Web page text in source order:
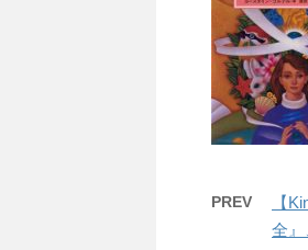
PREV
【
全